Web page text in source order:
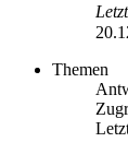
Themen